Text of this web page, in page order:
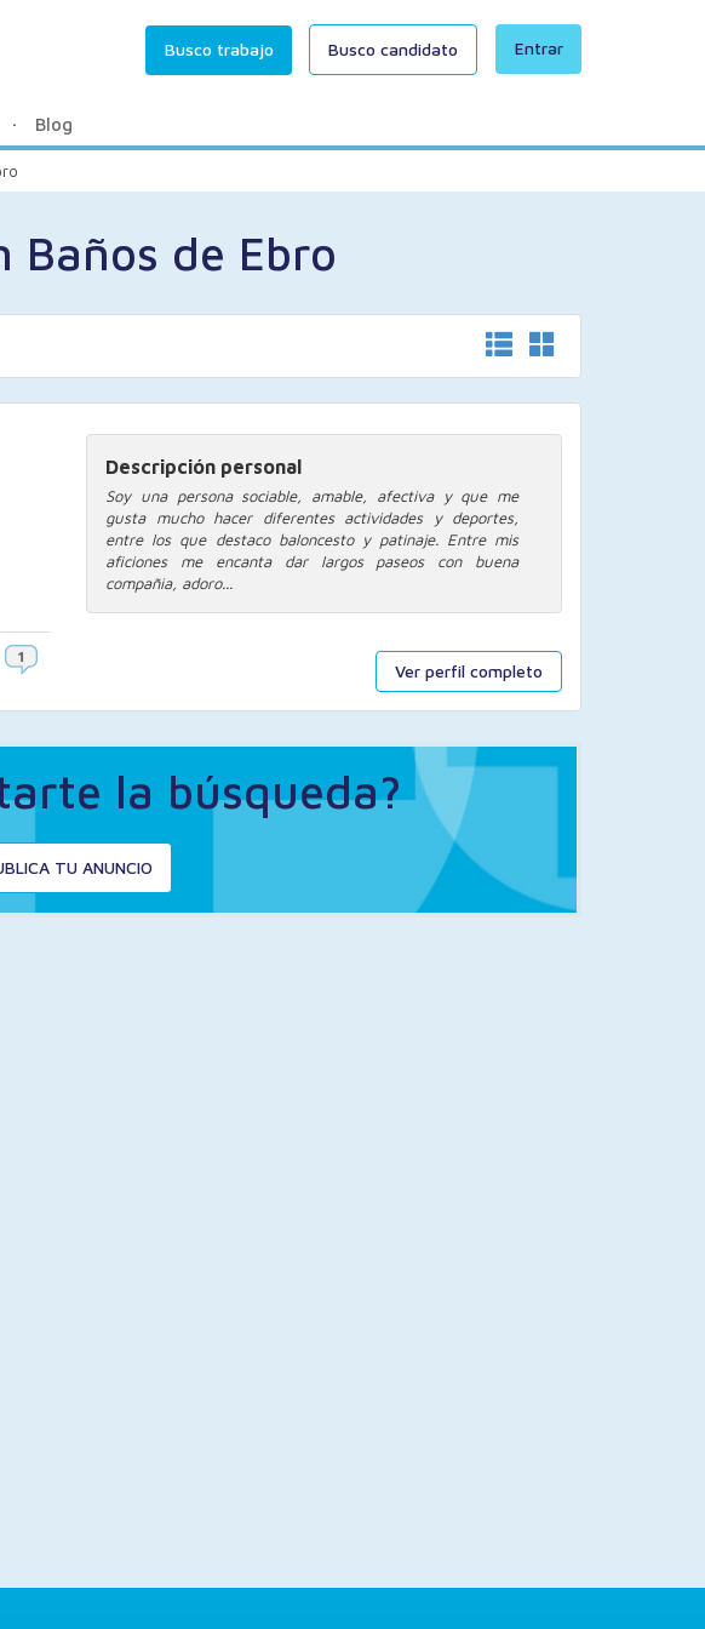
Entrar
Busco trabajo Busco candidato
Blog
de Ebro
Ver perfil completo
Descripción personal
Soy una persona sociable, amable, afectiva y que me
gusta mucho hacer diferentes actividades y deportes,
entre los que destaco baloncesto y patinaje. Entre mis
aficiones me encanta dar largos paseos con buena
compañia, adoro...
la búsqueda?
TU ANUNCIO